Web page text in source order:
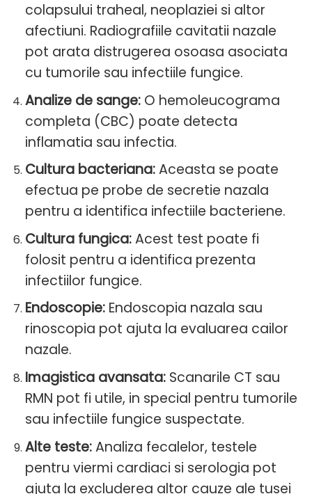
colapsului traheal, neoplaziei si altor
afectiuni. Radiografiile cavitatii nazale
pot arata distrugerea osoasa asociata
cu tumorile sau infectiile fungice.
Analize de sange:O hemoleucograma
completa (CBC) poate detecta
inflamatia sau infectia.
Cultura bacteriana:Aceasta se poate
efectua pe probe de secretie nazala
pentru a identifica infectiile bacteriene.
Cultura fungica:Acest test poate fi
folosit pentru a identifica prezenta
infectiilor fungice.
Endoscopie:Endoscopia nazala sau
rinoscopia pot ajuta la evaluarea cailor
nazale.
Imagistica avansata:Scanarile CT sau
RMN pot fi utile, in special pentru tumorile
sau infectiile fungice suspectate.
Alte teste:Analiza fecalelor, testele
pentru viermi cardiaci si serologia pot
ajuta la excluderea altor cauze ale tusei